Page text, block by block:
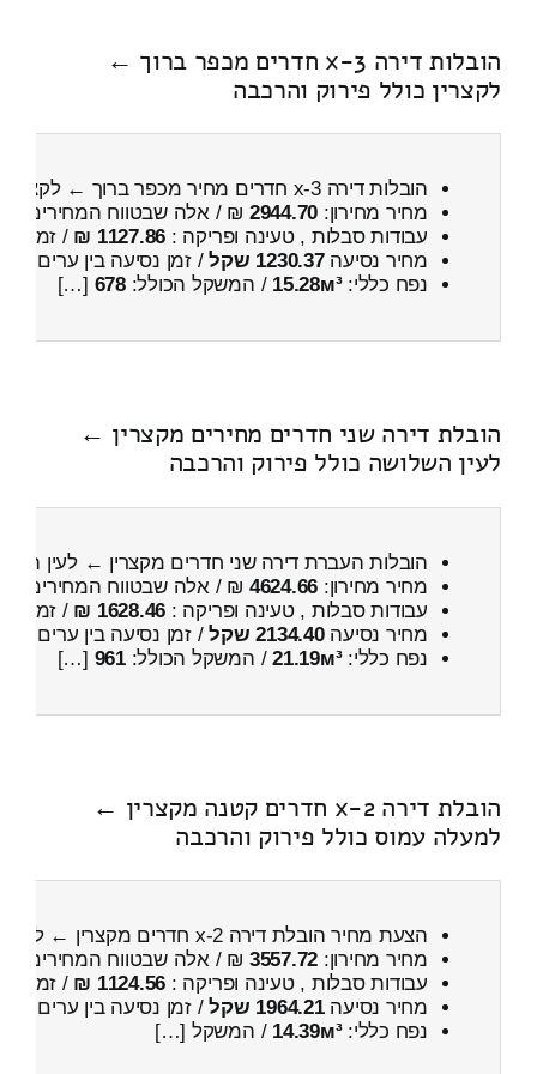
הובלות דירה 3-x חדרים מכפר ברוך ←
לקצרין כולל פירוק והרכבה
הובלות דירה 3-x חדרים מחיר מכפר ברוך ← לקצרין
מחיר מחירון: 2944.70 ₪ / אלה שבטווח המחירים
עבודות סבלות , טעינה ופריקה : 1127.86 ₪ / זמן :
מחיר נסיעה1230.37 שקל / זמן נסיעה בין ערים
נפח כללי:15.28м³ / המשקל הכולל:678
[…]
הובלת דירה שני חדרים מחירים מקצרין ←
לעין השלושה כולל פירוק והרכבה
הובלות העברת דירה שני חדרים מקצרין ← לעין
מחיר מחירון: 4624.66 ₪ / אלה שבטווח המחירים
עבודות סבלות , טעינה ופריקה : 1628.46 ₪ / זמן :
מחיר נסיעה2134.40 שקל / זמן נסיעה בין ערים
נפח כללי:21.19м³/ המשקל הכולל:961
[…]
הובלת דירה 2-x חדרים קטנה מקצרין ←
למעלה עמוס כולל פירוק והרכבה
הצעת מחיר הובלת דירה 2-x חדרים מקצרין ← למעלה עמוס
מחיר מחירון: 3557.72 ₪ / אלה שבטווח המחירים
עבודות סבלות , טעינה ופריקה : 1124.56 ₪ / זמן :
מחיר נסיעה1964.21 שקל / זמן נסיעה בין ערים
נפח כללי:14.39м³ / המשקל […]